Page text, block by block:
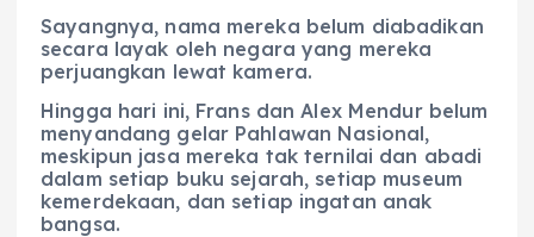
Sayangnya, nama mereka belum diabadikan
secara layak oleh negara yang mereka
perjuangkan lewat kamera.
Hingga hari ini, Frans dan Alex Mendur belum
menyandang gelar Pahlawan Nasional,
meskipun jasa mereka tak ternilai dan abadi
dalam setiap buku sejarah, setiap museum
kemerdekaan, dan setiap ingatan anak
bangsa.